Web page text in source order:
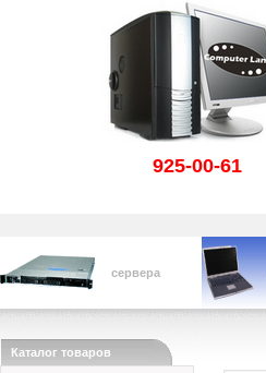
925-00-61
сервера
Каталог товаров